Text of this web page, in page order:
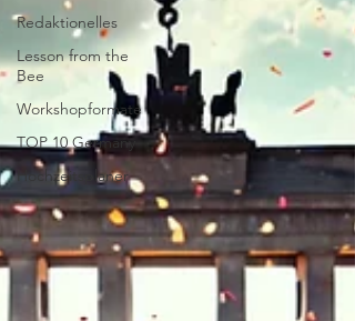
Redaktionelles
Lesson from the
Bee
Workshopformate
TOP 10 Germany
Hochzeitsplaner